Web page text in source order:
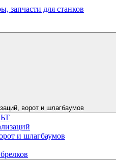
запчасти для станков
ворот и шлагбаумов
и шлагбаумов